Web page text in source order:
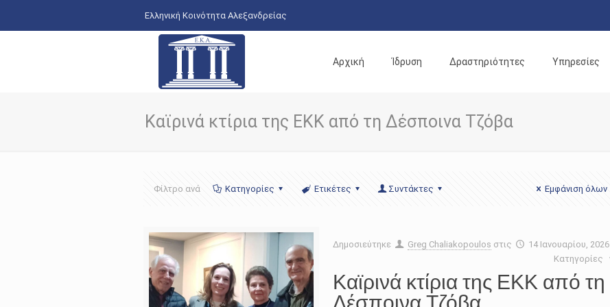
Ελληνική Κοινότητα Αλεξανδρείας
Αρχική Ίδρυση Δραστηριότητες Υπηρεσίες
Καϊρινά κτίρια της ΕΚΚ από τη Δέσποινα Τζόβα
Φίλτρο ανά Κατηγορίες Ετικέτες Συντάκτες Εμφάνιση όλων
Δημοσιεύτηκε Greg Chaliakopoulos στις
14 Ιανουαρίου, 2026
Κατηγορίες
Καϊρινά κτίρια της ΕΚΚ από τη